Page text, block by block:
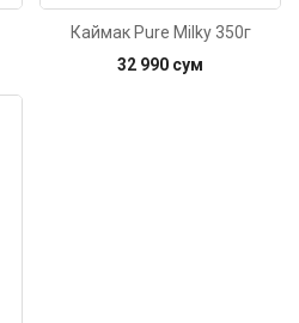
Каймак Pure Milky 350г
32 990 сум